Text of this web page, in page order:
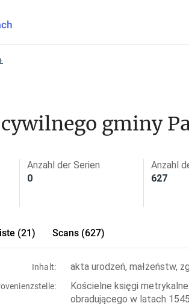
gminy
Anzahl der Serien
0
Anzahl
627
(21) Scans (627)
Inhalt: akta urodzeń, małżeństw,
Kościelne księgi
obradującego w latach